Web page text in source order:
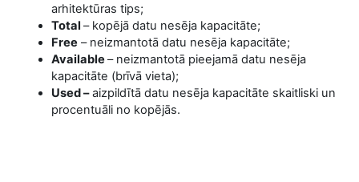
arhitektūras tips;
Total – kopējā datu nesēja kapacitāte;
Free – neizmantotā datu nesēja kapacitāte;
Available– neizmantotā pieejamā datu nesēja
kapacitāte (brīvā vieta);
Used –aizpildītā datu nesēja kapacitāte skaitliski un
procentuāli no kopējās.